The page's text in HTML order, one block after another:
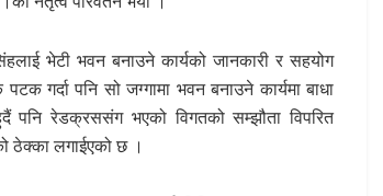
भेटी भवन बनाउने कार्यको जानकारी र सहयोग
गर्दा पनि सो जग्गामा भवन बनाउने कार्यमा बाधा
पनि रेडक्रससंग भएको विगतको सम्झौता विपरित
ठेक्का लगाईएको छ ।